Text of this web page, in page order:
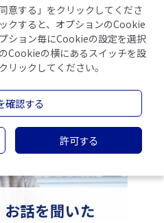
す。
お話を聞いた
意する」をクリックしてくださ
クすると、オプションのCookie
ション毎にCookieの設定を選択
Cookieの横にあるスイッチを設
リックしてください。
確認する
許可する